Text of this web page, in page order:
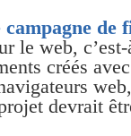
campagne de
le web,
créés
devrait